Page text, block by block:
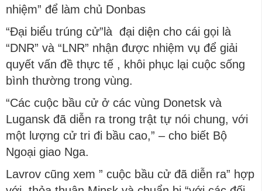
nhiệm” để làm chủ Donbas
“Đại biểu trúng cử”là đại diện cho cái gọi là
“DNR” và “LNR” nhận được nhiệm vụ để giải
quyết vấn đề thực tế , khôi phục lại cuộc sống
bình thường trong vùng.
“Các cuộc bầu cử ở các vùng Donetsk và
Lugansk đã diễn ra trong trật tự nói chung, với
một lượng cử tri đi bầu cao,” – cho biết Bộ
Ngoại giao Nga.
Lavrov cũng xem ” cuộc bầu cử đã diễn ra” hợp